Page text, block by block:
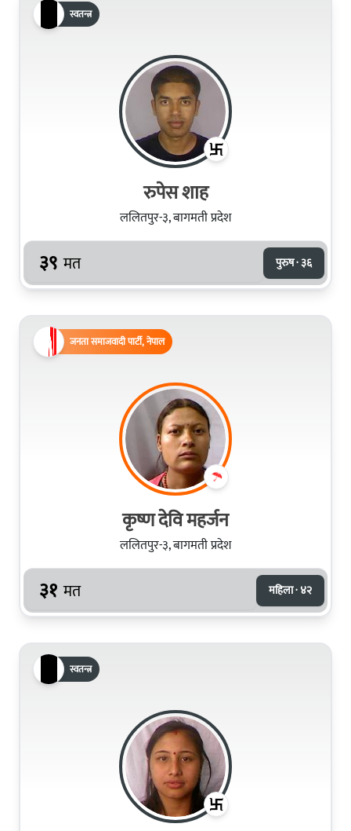
स्वतन्त्र
रुपेस शाह
ललितपुर-३, बागमती प्रदेश
३९ मत पुरुष · ३६
जनता समाजवादी पार्टी, नेपाल
कृष्ण देवि महर्जन
ललितपुर-३, बागमती प्रदेश
३१ मत महिला · ४२
स्वतन्त्र